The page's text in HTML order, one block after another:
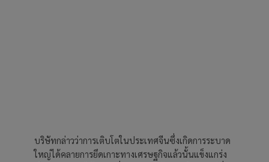
บริษัทกล่าวว่าการเติบโตในประเทศจีนซึ่งเกิดการระบาด
ใหญ่ได้คลายการยึดเกาะทางเศรษฐกิจแล้วนั้นแข็งแกร่ง